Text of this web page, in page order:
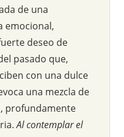
de una
emocional,
deseo de
pasado que,
con una dulce
una mezcla de
profundamente
Al contemplar el